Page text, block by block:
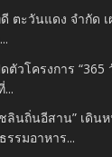
ตะวันแดง จำกัด
ตัวโครงการ “365
...
ลินถิ่นอีสาน” เดิน
รมอาหาร...